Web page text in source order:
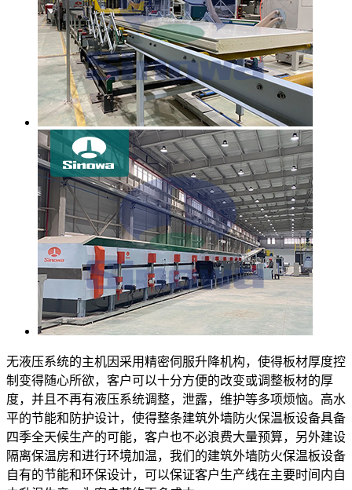
无液压系统的主机因采用精密伺服升降机构，使得板材厚度控
制变得随心所欲，客户可以十分方便的改变或调整板材的厚
度，并且不再有液压系统调整，泄露，维护等多项烦恼。高水
平的节能和防护设计，使得整条建筑外墙防火保温板设备具备
四季全天候生产的可能，客户也不必浪费大量预算，另外建设
隔离保温房和进行环境加温，我们的建筑外墙防火保温板设备
自有的节能和环保设计，可以保证客户生产线在主要时间内自